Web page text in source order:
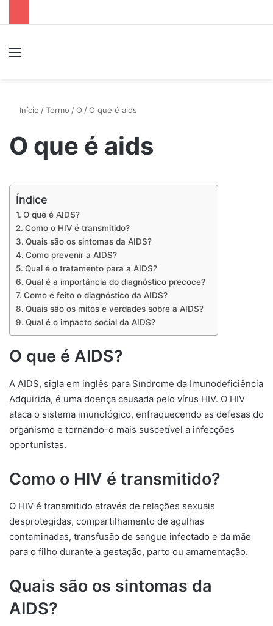
Início /Termo /O /O que é aids
O que é aids
Índice
O que é AIDS?
Como o HIV é transmitido?
Quais são os sintomas da AIDS?
Como prevenir a AIDS?
Qual é o tratamento para a AIDS?
Qual é a importância do diagnóstico precoce?
Como é feito o diagnóstico da AIDS?
Quais são os mitos e verdades sobre a AIDS?
Qual é o impacto social da AIDS?
O que é AIDS?
A AIDS, sigla em inglês para Síndrome da Imunodeficiência
Adquirida, é uma doença causada pelo vírus HIV. O HIV
ataca o sistema imunológico, enfraquecendo as defesas do
organismo e tornando-o mais suscetível a infecções
oportunistas.
Como o HIV é transmitido?
O HIV é transmitido através de relações sexuais
desprotegidas, compartilhamento de agulhas
contaminadas, transfusão de sangue infectado e da mãe
para o filho durante a gestação, parto ou amamentação.
Quais são os sintomas da
AIDS?